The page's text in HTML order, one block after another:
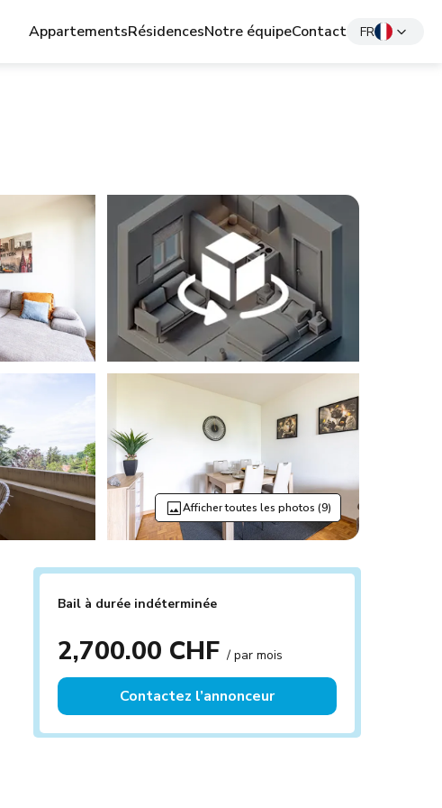
AppartementsRésidencesNotre équipeContact FR
Afficher toutes les photos (9)
Bail à durée indéterminée
2,700.00 CHF/ par mois
Contactez l’annonceur